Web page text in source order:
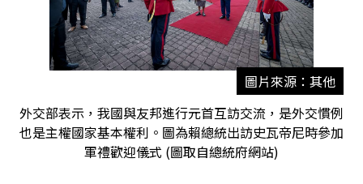
圖片來源：其他
外交部表示，我國與友邦進行元首互訪交流，是外交慣例
也是主權國家基本權利。圖為賴總統出訪史瓦帝尼時參加
軍禮歡迎儀式 (圖取自總統府網站)